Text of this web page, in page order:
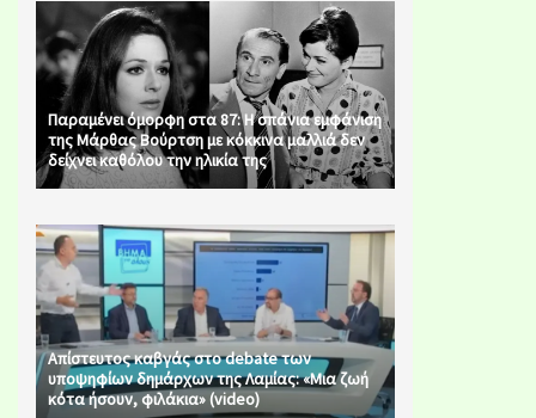
Παραμένει όμορφη στα 87: Η σπάνια εμφάνιση
της Μάρθας Βούρτση με κόκκινα μαλλιά δεν
δείχνει καθόλου την ηλικία της
Απίστευτος καβγάς στο debate των
υποψηφίων δημάρχων της Λαμίας: «Μια ζωή
κότα ήσουν, φιλάκια» (video)